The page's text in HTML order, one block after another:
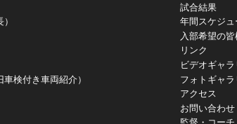
検付き車両紹介）
試合結果
年間スケジュ
入部希望の
リンク
ビデオギャラ
フォトギャラ
アクセス
お問い合わせ